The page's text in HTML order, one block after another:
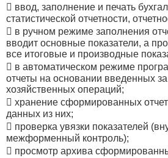
 ввод, заполнение и печать
статистической отчетности,
 в ручном режиме заполнения
вводит основные показатели, а
все итоговые и производные
 в автоматическом режиме
отчеты на основании введенных
хозяйственных операций;
 хранение сформированных
данных из них;
 проверка увязки показателей
межформенный контроль);
 просмотр архива